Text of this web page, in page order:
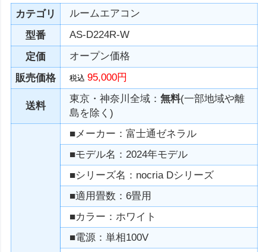
カテゴリ
ルームエアコン
型番
AS-D224R-W
定価
オープン価格
販売価格
税込95,000円
送料
東京・神奈川全域：無料(一部地域や離
島を除く)
■メーカー：富士通ゼネラル
■モデル名：2024年モデル
■シリーズ名：nocria Dシリーズ
■適用畳数：6畳用
■カラー：ホワイト
■電源：単相100V